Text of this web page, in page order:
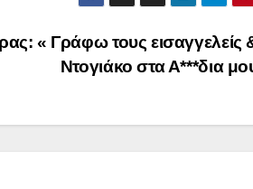
« Γράφω τους εισαγγελείς
Ντογιάκο στα Α***δια